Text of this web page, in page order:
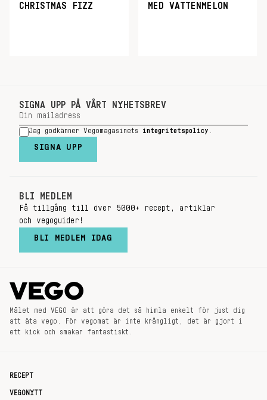
CHRISTMAS FIZZ
MED VATTENMELON
SIGNA UPP PÅ VÅRT NYHETSBREV
Jag godkänner Vegomagasinets integritetspolicy
SIGNA UPP
BLI MEDLEM
Få tillgång till över 5000+ recept, artiklar
och vegoguider!
BLI MEDLEM IDAG
Målet med VEGO är att göra det så himla enkelt för just dig
att äta vego. För vegomat är inte krångligt, det är gjort i
ett kick och smakar fantastiskt.
RECEPT
VEGONYTT